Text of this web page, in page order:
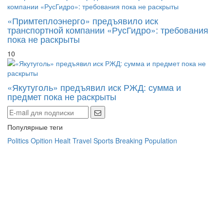
транспортной компании «РусГидро»: требования
пока не раскрыты
10
«Якутуголь» предъявил иск РЖД: сумма и
предмет пока не раскрыты
Популярные теги
Politics Opition Healt Travel Sports